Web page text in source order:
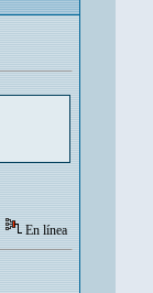
En línea